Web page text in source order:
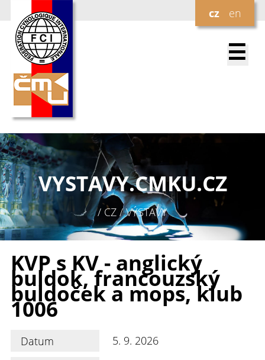
cz en
☰
VYSTAVY.CMKU.CZ
/ CZ / VÝSTAVY
KVP s KV - anglický
buldok, francouzský
buldoček a mops, klub
1006
Datum
5. 9. 2026